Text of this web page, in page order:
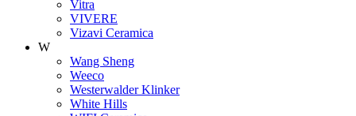
Vitra
VIVERE
Vizavi Ceramica
W
Wang Sheng
Weeco
Westerwalder Klinker
White Hills